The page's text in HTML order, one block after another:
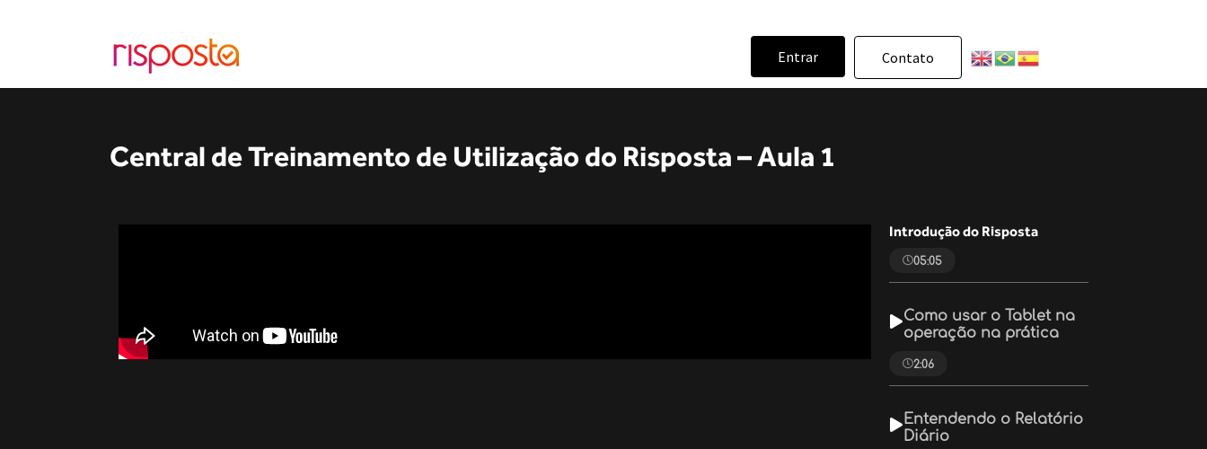
Entrar Contato
Central de Treinamento de Utilização do Risposta – Aula 1
Introdução do Risposta
05:05
Como usar o Tablet na
operação na prática
2:06
Entendendo o Relatório
Diário